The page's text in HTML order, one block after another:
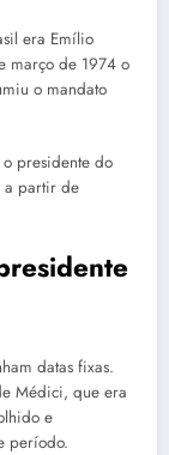
era Emílio
março de 1974 o
o mandato
presidente do
a partir de
datas fixas.
Médici, que era
e
período.